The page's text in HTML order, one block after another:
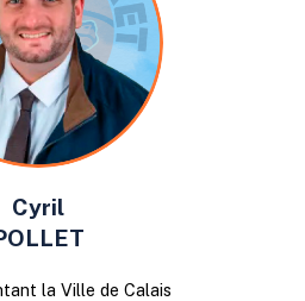
Cyril
la Ville de Calais